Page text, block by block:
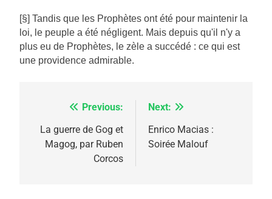
[§] Tandis que les Prophètes ont été pour maintenir la
loi, le peuple a été négligent. Mais depuis qu'il n'y a
plus eu de Prophètes, le zèle a succédé : ce qui est
une providence admirable.
Navigation
de
l’article
Previous:
La guerre de Gog et
Magog, par Ruben
Corcos
Next:
Enrico Macias :
Soirée Malouf
2025, l’année la plus
meurtrière selon le
rapport d’ADL contre
FRANCE ISRAÉL